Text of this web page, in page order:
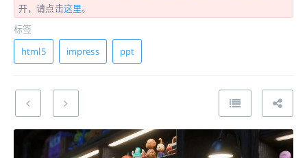
开，请点击这里。
标签
html5
impress ppt